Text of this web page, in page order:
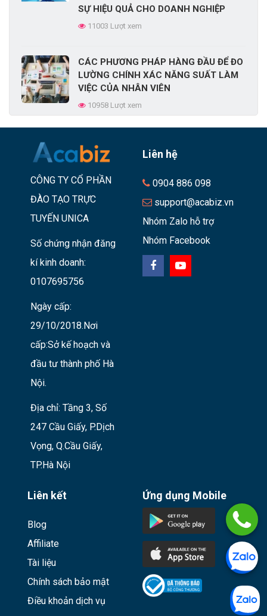
SỰ HIỆU QUẢ CHO DOANH NGHIỆP
11003 Lượt xem
CÁC PHƯƠNG PHÁP HÀNG ĐẦU ĐỂ ĐO
LƯỜNG CHÍNH XÁC NĂNG SUẤT LÀM
VIỆC CỦA NHÂN VIÊN
10958 Lượt xem
CÔNG TY CỔ PHẦN
ĐÀO TẠO TRỰC
TUYẾN UNICA
Số chứng nhận đăng
kí kinh doanh:
0107695756
Ngày cấp:
29/10/2018.Nơi
cấp:Sở kế hoạch và
đầu tư thành phố Hà
Nội.
Địa chỉ: Tầng 3, Số
247 Cầu Giấy, P.Dịch
Vọng, Q.Cầu Giấy,
TP.Hà Nội
Liên hệ
0904 886 098
support@acabiz.vn
Nhóm Zalo hỗ trợ
Nhóm Facebook
Liên kết
Blog
Affiliate
Tài liệu
Chính sách bảo mật
Điều khoản dịch vụ
Ứng dụng Mobile